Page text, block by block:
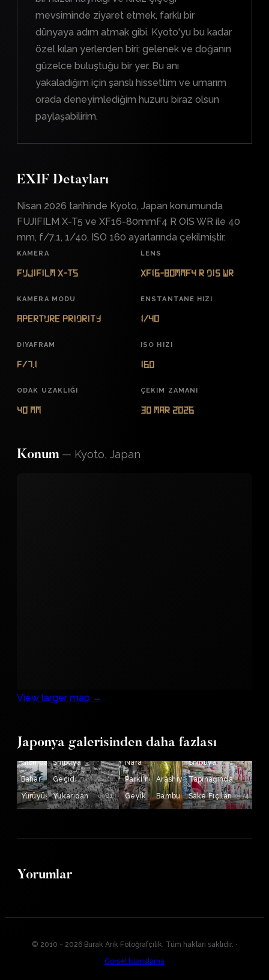
mevsiminde ziyaret etmek, farklı bir
dünyaya adım atmak gibi. Kyoto'yu bu kadar
özel kılan yerlerden biri; gelenek ve doğanın
güzelce buluştuğu bir yer. Bu anı
yakaladığım için şanslı hissettim ve umarım
orada deneyimlediğim huzuru biraz olsun
paylaşabilirim.
EXIF Detayları
Nisan 2026 tarihinde Kyoto, Japan konumunda
FUJIFILM X-T5 ve XF16-80mmF4 R OIS WR ile 40
mm, f/7.1, 1/40, ISO 160 ayarlarında çekilmiştir.
KAMERA
FUJIFILM X-T5
LENS
XF16-80mmF4 R OIS WR
KAMERA MODU
Aperture Priority
ENSTANTANE HIZI
1/40
DIYAFRAM
f/7.1
ISO HIZI
160
ODAK UZAKLIĞI
40 mm
ÇEKIM ZAMANI
30 Mar 2026
Konum — Kyoto, Japan
View larger map →
Japonya galerisinden daha fazlası
Gion'da
Bahar
Yürüyüşü
92
Shibuya
Geçidi
Yukarıdan
81
Nara
Parkı'nda
Geyik
80
Arashiyama
Bambu Yolu
77
Shibuya
Tapınağında
Sake Fıçıları
74
Yorumlar
© 2010 - 2026 Burak Arık Fotoğrafçılık. Tüm hakları saklıdır. ·
Görsel lisanslama